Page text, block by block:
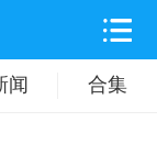
闻 合集